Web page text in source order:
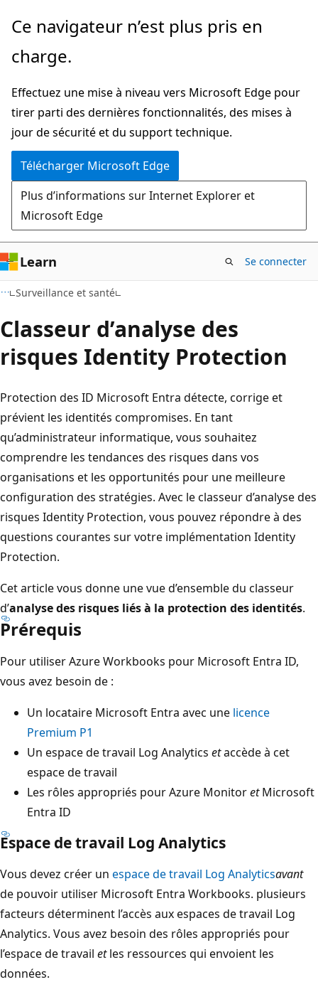
Passer
directement
au
principal
Ce navigateur n’est plus pris en
charge.
Effectuez une mise à niveau vers Microsoft Edge pour
tirer parti des dernières fonctionnalités, des mises à
jour de sécurité et du support technique.
Télécharger Microsoft Edge
Plus d’informations sur Internet Explorer et
Microsoft Edge
Learn Se connecter
Surveillance et santé
Classeur d’analyse des
risques Identity Protection
Protection des ID Microsoft Entra détecte, corrige et
prévient les identités compromises. En tant
qu’administrateur informatique, vous souhaitez
comprendre les tendances des risques dans vos
organisations et les opportunités pour une meilleure
configuration des stratégies. Avec le classeur d’analyse des
risques Identity Protection, vous pouvez répondre à des
questions courantes sur votre implémentation Identity
Protection.
Cet article vous donne une vue d’ensemble du classeur
d’analyse des risques liés à la protection des identités.
Prérequis
Pour utiliser Azure Workbooks pour Microsoft Entra ID,
vous avez besoin de :
Un locataire Microsoft Entra avec une licence
Premium P1
Un espace de travail Log Analytics etaccède à cet
espace de travail
Les rôles appropriés pour Azure MonitoretMicrosoft
Entra ID
Espace de travail Log Analytics
Vous devez créer un espace de travail Log Analyticsavant
de pouvoir utiliser Microsoft Entra Workbooks. plusieurs
facteurs déterminent l’accès aux espaces de travail Log
Analytics. Vous avez besoin des rôles appropriés pour
l’espace de travail etles ressources qui envoient les
données.